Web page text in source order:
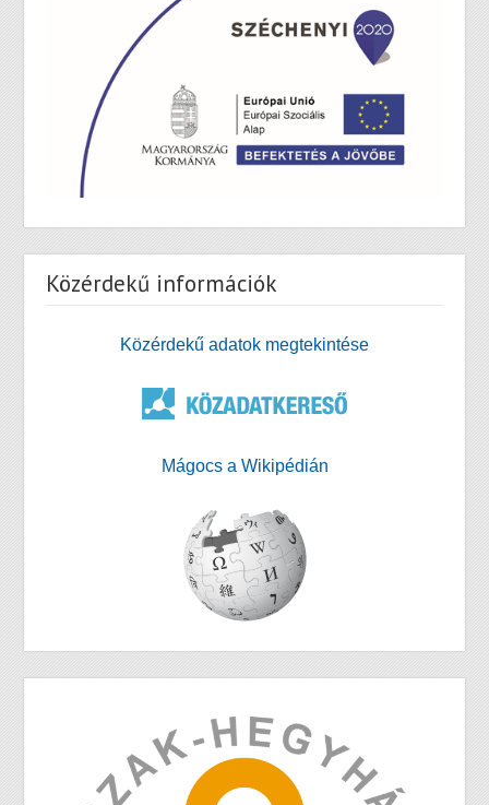
Közérdekű információk
Közérdekű adatok megtekintése
Mágocs a Wikipédián